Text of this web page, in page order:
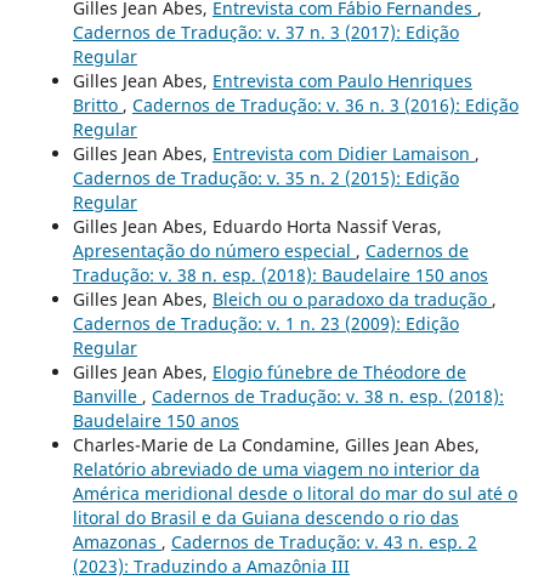
Gilles Jean Abes, Entrevista com Fábio Fernandes ,
Cadernos de Tradução: v. 37 n. 3 (2017): Edição
Regular
Gilles Jean Abes, Entrevista com Paulo Henriques
Britto , Cadernos de Tradução: v. 36 n. 3 (2016): Edição
Regular
Gilles Jean Abes, Entrevista com Didier Lamaison ,
Cadernos de Tradução: v. 35 n. 2 (2015): Edição
Regular
Gilles Jean Abes, Eduardo Horta Nassif Veras,
Apresentação do número especial , Cadernos de
Tradução: v. 38 n. esp. (2018): Baudelaire 150 anos
Gilles Jean Abes, Bleich ou o paradoxo da tradução ,
Cadernos de Tradução: v. 1 n. 23 (2009): Edição
Regular
Gilles Jean Abes, Elogio fúnebre de Théodore de
Banville , Cadernos de Tradução: v. 38 n. esp. (2018):
Baudelaire 150 anos
Charles-Marie de La Condamine, Gilles Jean Abes,
Relatório abreviado de uma viagem no interior da
América meridional desde o litoral do mar do sul até o
litoral do Brasil e da Guiana descendo o rio das
Amazonas , Cadernos de Tradução: v. 43 n. esp. 2
(2023): Traduzindo a Amazônia III